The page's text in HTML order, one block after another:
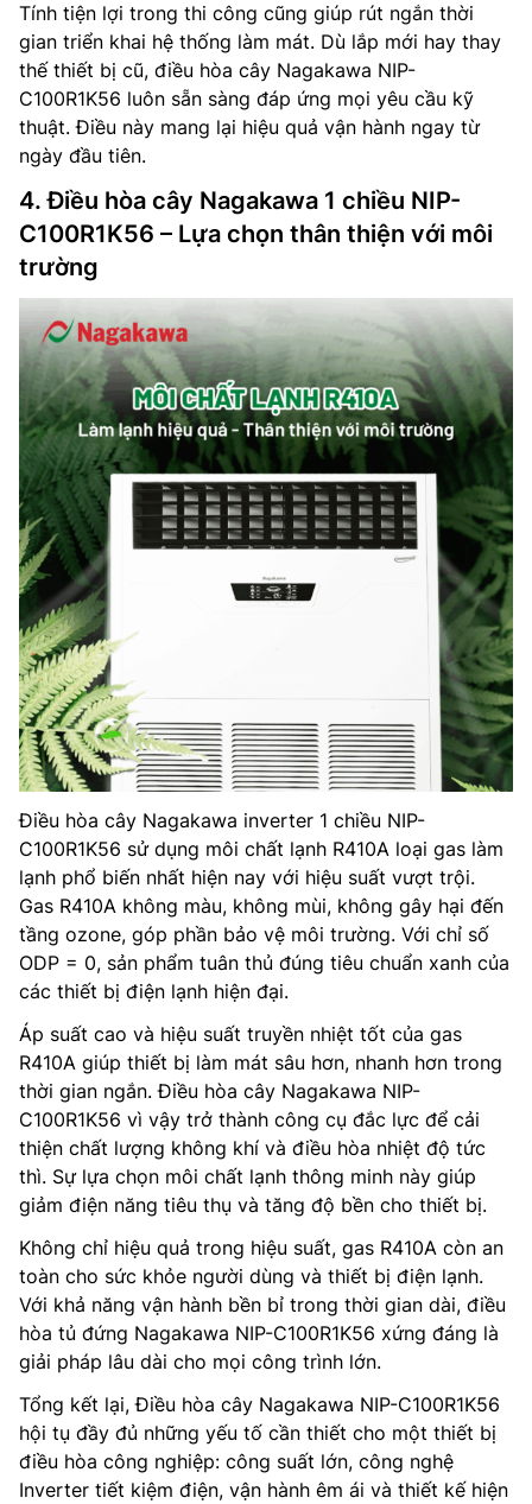
Tính tiện lợi trong thi công cũng giúp rút ngắn thời
gian triển khai hệ thống làm mát. Dù lắp mới hay thay
thế thiết bị cũ, điều hòa cây Nagakawa NIP-
C100R1K56 luôn sẵn sàng đáp ứng mọi yêu cầu kỹ
thuật. Điều này mang lại hiệu quả vận hành ngay từ
ngày đầu tiên.
4. Điều hòa cây Nagakawa 1 chiều NIP-
C100R1K56 – Lựa chọn thân thiện với môi
trường
Điều hòa cây Nagakawa inverter 1 chiều NIP-
C100R1K56 sử dụng môi chất lạnh R410A loại gas làm
lạnh phổ biến nhất hiện nay với hiệu suất vượt trội.
Gas R410A không màu, không mùi, không gây hại đến
tầng ozone, góp phần bảo vệ môi trường. Với chỉ số
ODP = 0, sản phẩm tuân thủ đúng tiêu chuẩn xanh của
các thiết bị điện lạnh hiện đại.
Áp suất cao và hiệu suất truyền nhiệt tốt của gas
R410A giúp thiết bị làm mát sâu hơn, nhanh hơn trong
thời gian ngắn. Điều hòa cây Nagakawa NIP-
C100R1K56 vì vậy trở thành công cụ đắc lực để cải
thiện chất lượng không khí và điều hòa nhiệt độ tức
thì. Sự lựa chọn môi chất lạnh thông minh này giúp
giảm điện năng tiêu thụ và tăng độ bền cho thiết bị.
Không chỉ hiệu quả trong hiệu suất, gas R410A còn an
toàn cho sức khỏe người dùng và thiết bị điện lạnh.
Với khả năng vận hành bền bỉ trong thời gian dài, điều
hòa tủ đứng Nagakawa NIP-C100R1K56 xứng đáng là
giải pháp lâu dài cho mọi công trình lớn.
Tổng kết lại, Điều hòa cây Nagakawa NIP-C100R1K56
hội tụ đầy đủ những yếu tố cần thiết cho một thiết bị
điều hòa công nghiệp: công suất lớn, công nghệ
Inverter tiết kiệm điện, vận hành êm ái và thiết kế hiện